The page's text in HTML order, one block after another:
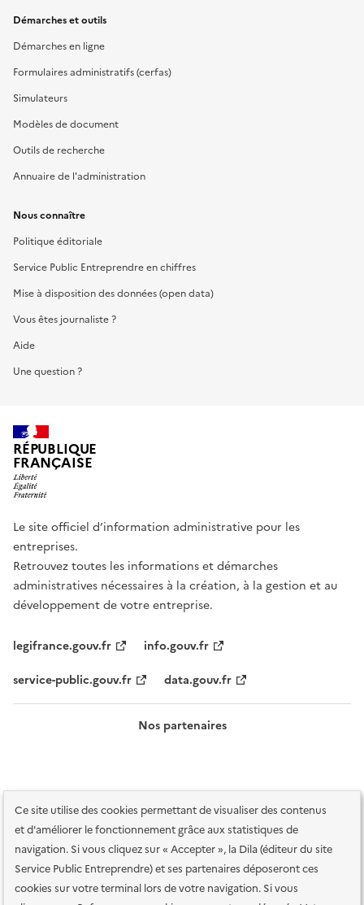
Ce site utilise des cookies permettant de visualiser des contenus
et d'améliorer le fonctionnement grâce aux statistiques de
navigation. Si vous cliquez sur « Accepter », la Dila (éditeur du site
Service Public Entreprendre) et ses partenaires déposeront ces
cookies sur votre terminal lors de votre navigation. Si vous
Démarches et outils
Démarches en ligne
Formulaires administratifs (cerfas)
Simulateurs
Modèles de document
Outils de recherche
Annuaire de l'administration
Nous connaître
Politique éditoriale
Service Public Entreprendre en chiffres
Mise à disposition des données (open data)
Vous êtes journaliste ?
Aide
Une question ?
RÉPUBLIQUE
FRANÇAISE
Le site officiel d’information administrative pour les
entreprises.
Retrouvez toutes les informations et démarches
administratives nécessaires à la création, à la gestion et au
développement de votre entreprise.
legifrance.gouv.fr
info.gouv.fr
service-public.gouv.fr
data.gouv.fr
Nos partenaires
Plan du site Accessibilité : totalement conforme
Accessibilité des